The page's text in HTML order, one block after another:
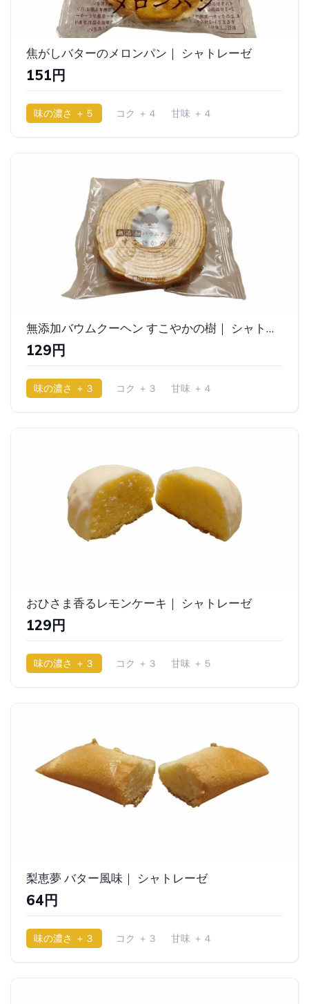
焦がしバターのメロンパン｜ シャトレーゼ
151円
味の濃さ ＋５ コク ＋４
甘味 ＋４
無添加バウムクーヘン すこやかの樹｜ シャトレーゼ
129円
味の濃さ ＋３ コク ＋３
甘味 ＋４
おひさま香るレモンケーキ｜ シャトレーゼ
129円
味の濃さ ＋３ コク ＋３
甘味 ＋５
梨恵夢 バター風味｜ シャトレーゼ
64円
味の濃さ ＋３ コク ＋３
甘味 ＋４